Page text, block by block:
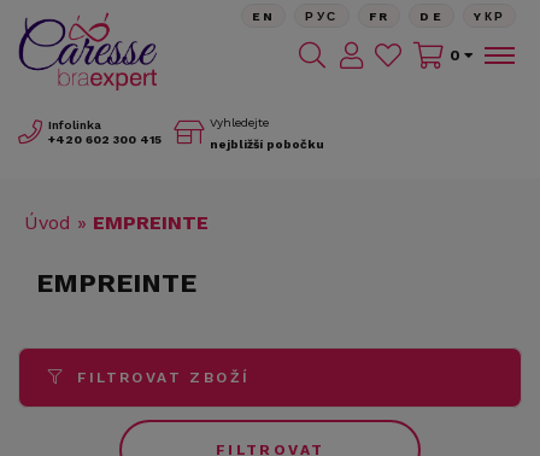
Infolinka
+420 602 300 415
Vyhledejte
nejbližší pobočku
EN РУС FR DE YКР
0
Úvod » EMPREINTE
EMPREINTE
FILTROVAT ZBOŽÍ
FILTROVAT